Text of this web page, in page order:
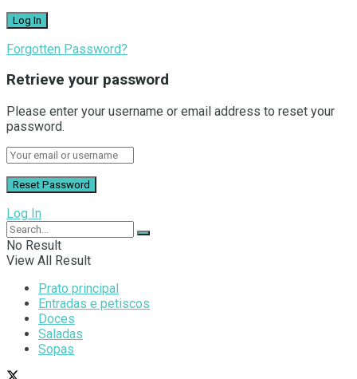
Forgotten Password?
Retrieve your password
Please enter your username or email address to reset your
password.
Log In
No Result
View All Result
Prato principal
Entradas e petiscos
Doces
Saladas
Sopas